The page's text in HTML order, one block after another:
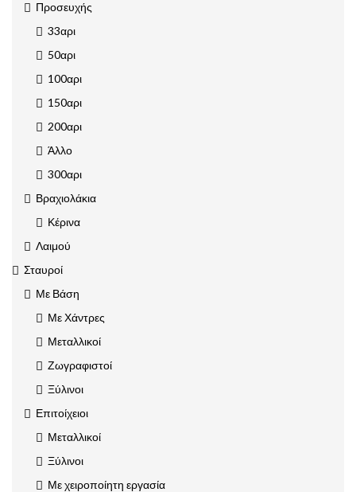
Προσευχής
33αρι
50αρι
100αρι
150αρι
200αρι
Άλλο
300αρι
Βραχιολάκια
Κέρινα
Λαιμού
Σταυροί
Με Βάση
Με Χάντρες
Μεταλλικοί
Ζωγραφιστοί
Ξύλινοι
Επιτοίχειοι
Μεταλλικοί
Ξύλινοι
Με χειροποίητη εργασία